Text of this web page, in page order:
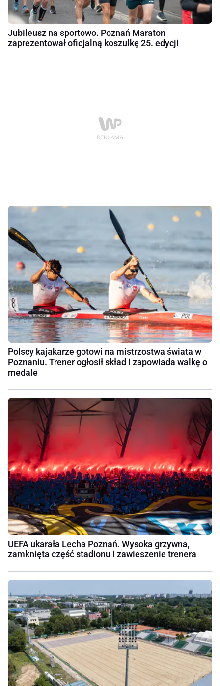
Jubileusz na sportowo. Poznań Maraton
zaprezentował oficjalną koszulkę 25. edycji
Polscy kajakarze gotowi na mistrzostwa świata w
Poznaniu. Trener ogłosił skład i zapowiada walkę o
medale
UEFA ukarała Lecha Poznań. Wysoka grzywna,
zamknięta część stadionu i zawieszenie trenera